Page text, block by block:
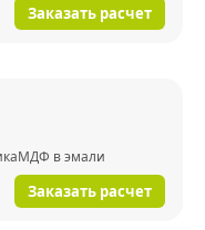
Заказать расчет
МДФ в эмали
Заказать расчет